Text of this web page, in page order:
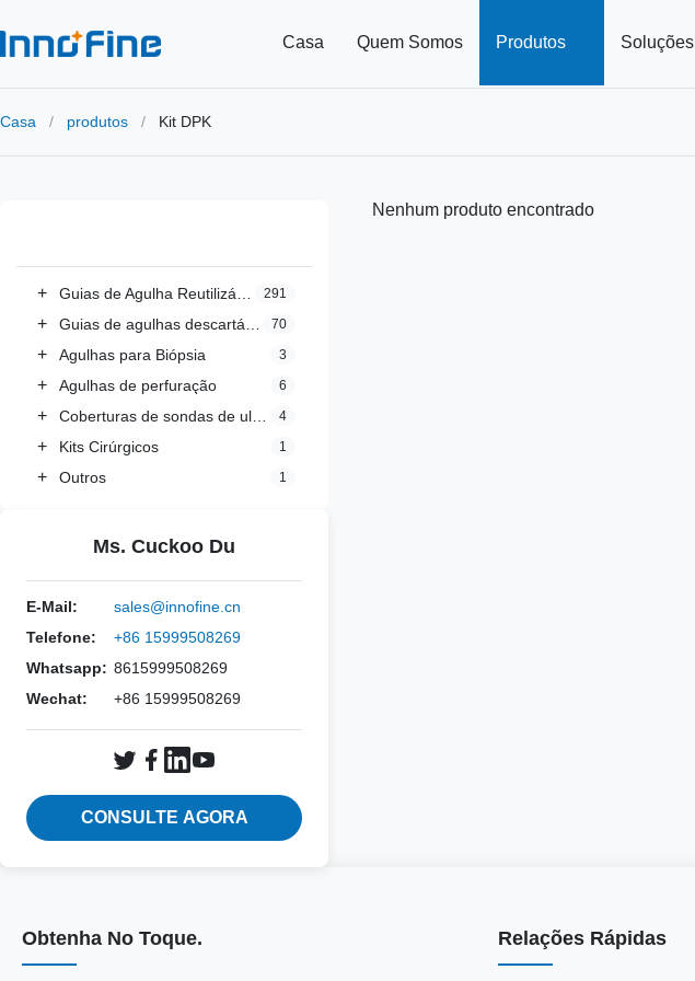
Casa Quem Somos Produtos Soluções
Casa / produtos / Kit DPK
+ 291
+ 70
+ Agulhas para Biópsia 3
+ Agulhas de perfuração 6
+ 4
+ Kits Cirúrgicos 1
+ Outros 1
Ms. Cuckoo Du
E-Mail:
sales@innofine.cn
Telefone:
+86 15999508269
Whatsapp: 8615999508269
Wechat:
+86 15999508269
CONSULTE AGORA
Nenhum produto encontrado
Obtenha No Toque. Relações Rápidas